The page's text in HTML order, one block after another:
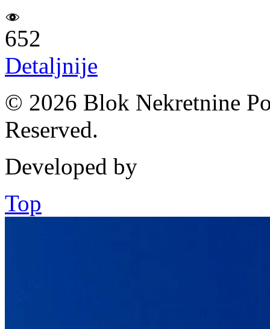
652
Detaljnije
© 2026 Blok Nekretnine
Reserved.
Developed by
Top